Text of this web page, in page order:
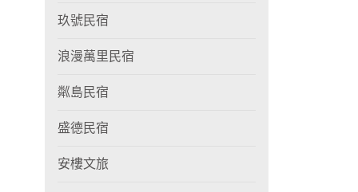
玖號民宿
浪漫萬里民宿
粼島民宿
盛德民宿
安樓文旅